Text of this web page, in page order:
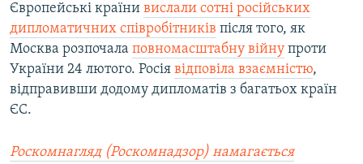
Європейські країни вислали сотні російських
дипломатичних співробітників після того, як
Москва розпочала повномасштабну війну проти
України 24 лютого. Росія відповіла взаємністю,
відправивши додому дипломатів з багатьох країн
ЄС.
Роскомнагляд (Роскомнадзор) намагається